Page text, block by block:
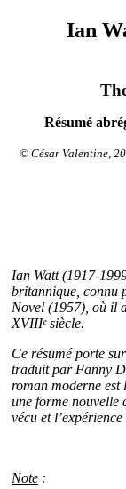
Ian
Résumé
© César Valentine,
Ian Watt (1917-
britannique, connu
Novel (1957), où il
XVIIIᵉ siècle.
Ce résumé porte
traduit par Fanny
roman moderne est
une forme nouvelle
vécu et
Note :